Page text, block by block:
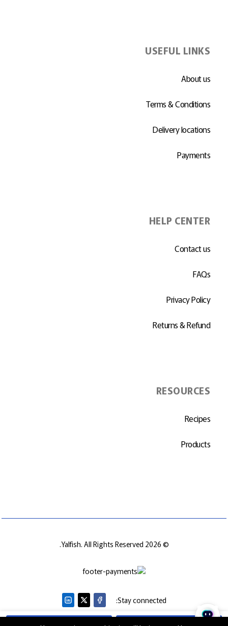
USEFUL LINKS
About us
Terms & Conditions
Delivery locations
Payments
HELP CENTER
Contact us
FAQs
Privacy Policy
Returns & Refund
RESOURCES
Recipes
Products
© 2026 Yalfish. All Rights Reserved.
Stay connected: